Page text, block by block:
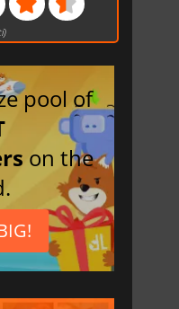
pool of
on the